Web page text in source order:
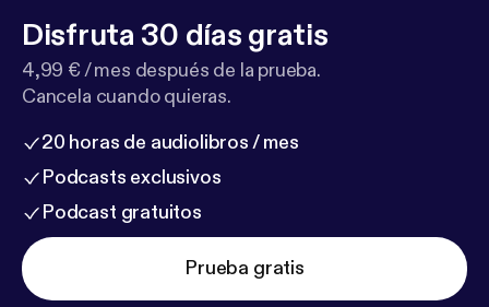
Disfruta 30 días gratis
4,99 € / mes después de la prueba.
Cancela cuando quieras.
20 horas de audiolibros / mes
Podcasts exclusivos
Podcast gratuitos
Prueba gratis